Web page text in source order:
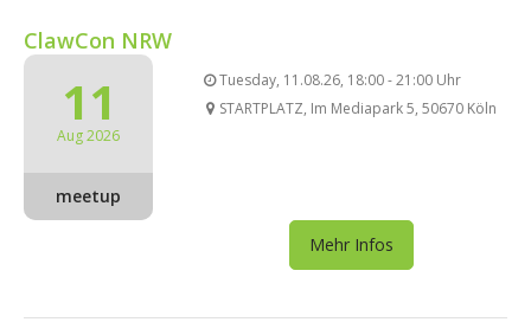
ClawCon NRW
11
Aug 2026
meetup
Tuesday, 11.08.26, 18:00 - 21:00 Uhr
STARTPLATZ, Im Mediapark 5, 50670 Köln
Mehr Infos